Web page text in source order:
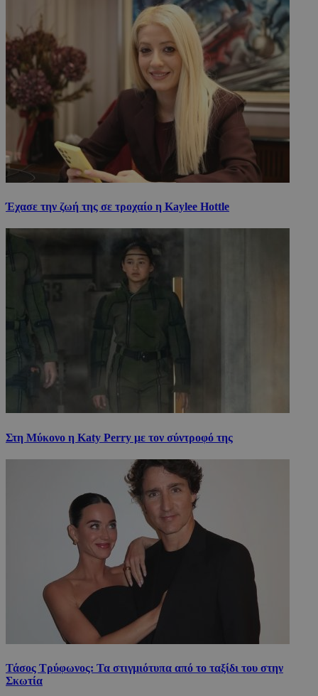
Έχασε την ζωή της σε τροχαίο η Kaylee Hottle
Στη Μύκονο η Katy Perry με τον σύντροφό της
Τάσος Τρύφωνος: Τα στιγμιότυπα από το ταξίδι του στην
Σκωτία